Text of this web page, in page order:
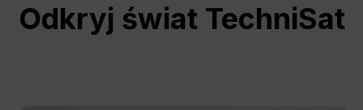
Odkryj świat TechniSat